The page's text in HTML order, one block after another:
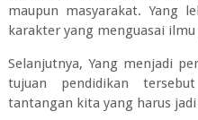
maupun masyarakat. Yang
karakter yang menguasai
Selanjutnya, Yang menjadi
tujuan pendidikan
tantangan kita yang harus